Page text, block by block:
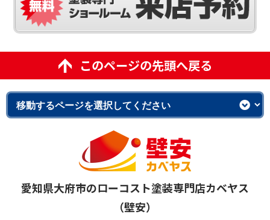
このページの先頭へ戻る
愛知県大府市のローコスト塗装専門店カベヤス
（壁安）